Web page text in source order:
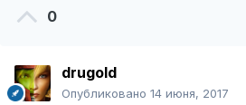
0
drugold
Опубликовано 14 июня, 2017